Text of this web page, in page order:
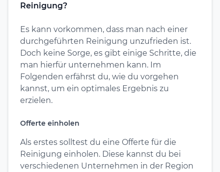
Reinigung?
Es kann vorkommen, dass man nach einer
durchgeführten Reinigung unzufrieden ist.
Doch keine Sorge, es gibt einige Schritte, die
man hierfür unternehmen kann. Im
Folgenden erfährst du, wie du vorgehen
kannst, um ein optimales Ergebnis zu
erzielen.
Offerte einholen
Als erstes solltest du eine Offerte für die
Reinigung einholen. Diese kannst du bei
verschiedenen Unternehmen in der Region